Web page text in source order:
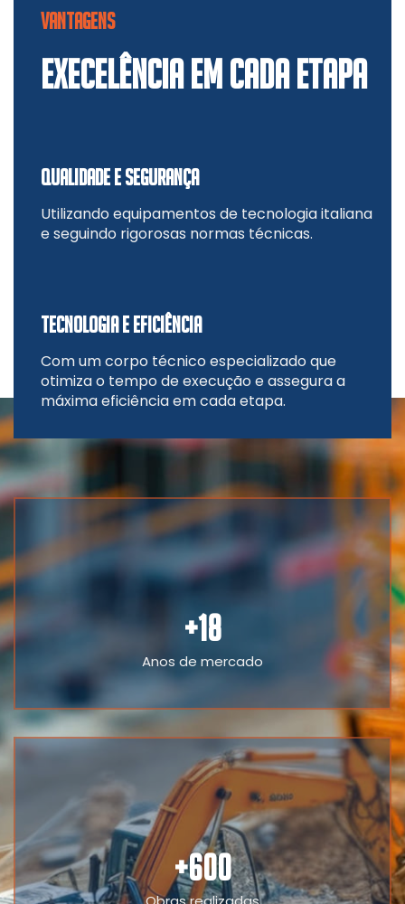
VANTAGENS
EXECELÊNCIA EM CADA ETAPA
QUALIDADE E SEGURANÇA
Utilizando equipamentos de tecnologia italiana
e seguindo rigorosas normas técnicas.
TECNOLOGIA E EFICIÊNCIA
Com um corpo técnico especializado que
otimiza o tempo de execução e assegura a
máxima eficiência em cada etapa.
Anos de mercado
+18
+600